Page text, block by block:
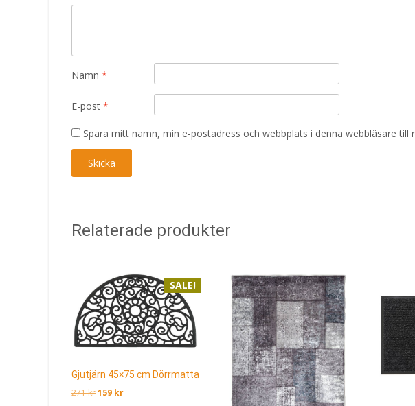
Namn *
E-post *
Spara mitt namn, min e-postadress och webbplats i denna webbläsare till
Relaterade produkter
SALE!
Gjutjärn 45×75 cm Dörrmatta
271krDet
159 krDet